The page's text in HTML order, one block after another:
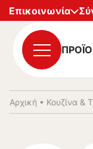
Επικοινωνία
Αρχική • Κουζίνα &